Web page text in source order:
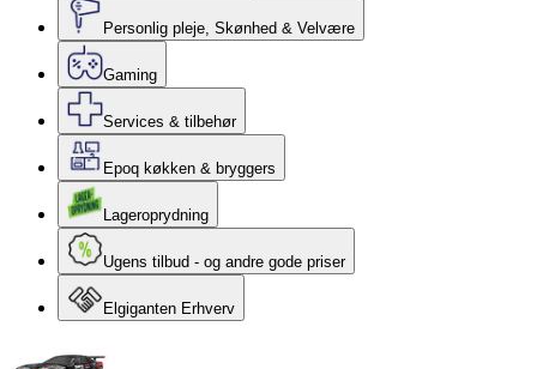
Personlig pleje, Skønhed & Velvære
Gaming
Services & tilbehør
Epoq køkken & bryggers
Lageroprydning
Ugens tilbud - og andre gode priser
Elgiganten Erhverv